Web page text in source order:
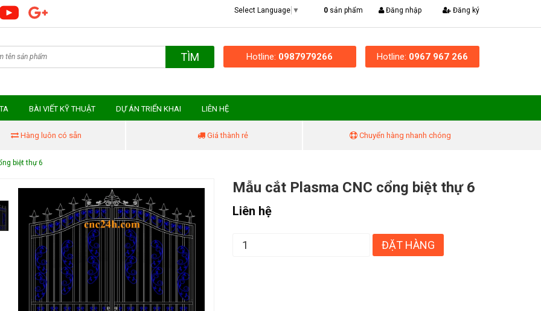
Select Language ▼ 0 sản phẩm Đăng nhập Đăng ký
TÌM Hotline: 0987979266 Hotline: 0967 967 266
BÀI VIẾT KỸ THUẬT DỰ ÁN TRIỂN KHAI LIÊN HỆ
Hàng luôn có sẵn Giá thành rẻ Chuyển hàng nhanh chóng
biệt thự 6
Mẫu cắt Plasma CNC cổng biệt thự 6
Liên hệ
ĐẶT HÀNG